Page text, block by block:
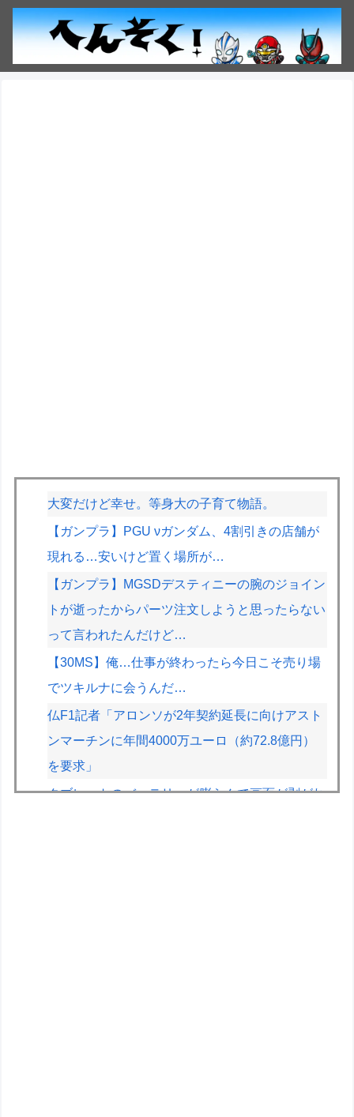
大変だけど幸せ。等身大の子育て物語。
【ガンプラ】PGU νガンダム、4割引きの店舗が
現れる…安いけど置く場所が…
【ガンプラ】MGSDデスティニーの腕のジョイン
トが逝ったからパーツ注文しようと思ったらない
って言われたんだけど…
【30MS】俺…仕事が終わったら今日こそ売り場
でツキルナに会うんだ…
仏F1記者「アロンソが2年契約延長に向けアスト
ンマーチンに年間4000万ユーロ（約72.8億円）
を要求」
タブレットのバッテリーが膨らんで画面が剥がれ